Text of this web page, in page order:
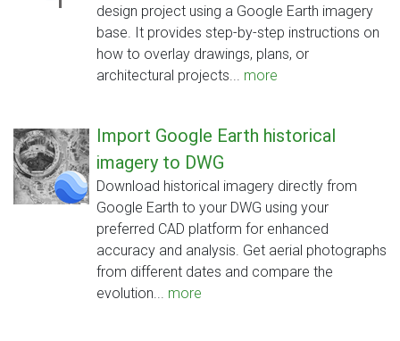
design project using a Google Earth imagery
base. It provides step-by-step instructions on
how to overlay drawings, plans, or
architectural projects... more
Import Google Earth historical
imagery to DWG
Download historical imagery directly from
Google Earth to your DWG using your
preferred CAD platform for enhanced
accuracy and analysis. Get aerial photographs
from different dates and compare the
evolution... more